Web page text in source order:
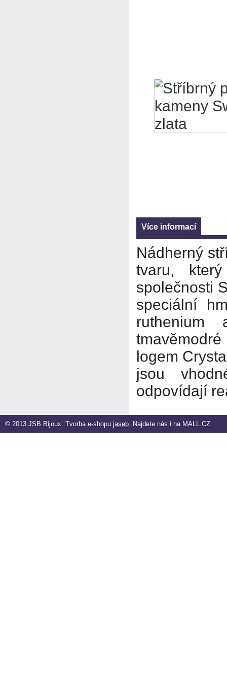
Více informací
Nádherný
tvaru,
společnosti
speciální
logem
jsou
odpovídají
© 2013 JSB Bijoux. Tvorba e-shopu jaseb. Najdete nás i na MALL.CZ